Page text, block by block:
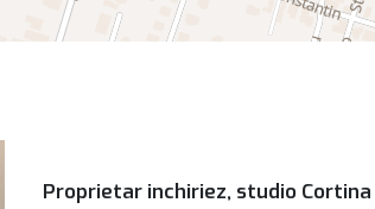
Proprietar inchiriez, studio